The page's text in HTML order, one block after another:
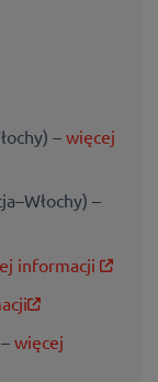
– więcej
–
informacji
więcej